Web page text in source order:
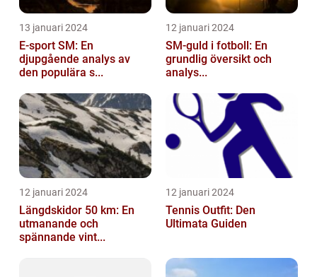
13 januari 2024
E-sport SM: En
djupgående analys av
den populära s...
12 januari 2024
SM-guld i fotboll: En
grundlig översikt och
analys...
12 januari 2024
Längdskidor 50 km: En
utmanande och
spännande vint...
12 januari 2024
Tennis Outfit: Den
Ultimata Guiden